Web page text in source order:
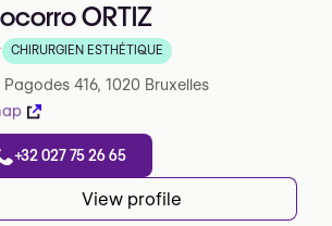
ORTIZ
5 sur 5 sur Google
CHIRURGIEN ESTHÉTIQUE
Pagodes 416, 1020 Bruxelles
+32 027 75 26 65
View profile